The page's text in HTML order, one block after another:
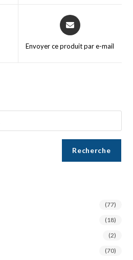
Envoyer ce produit par e-mail
Recherche
(77)
(18)
(2)
(70)